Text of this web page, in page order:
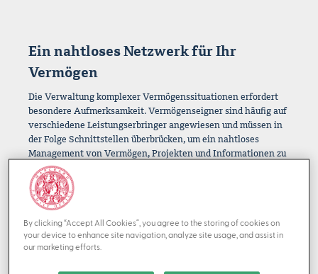
Ein nahtloses Netzwerk für Ihr
Vermögen
Die Verwaltung komplexer Vermögenssituationen erfordert
besondere Aufmerksamkeit. Vermögenseigner sind häufig auf
verschiedene Leistungserbringer angewiesen und müssen in
der Folge Schnittstellen überbrücken, um ein nahtloses
Management von Vermögen, Projekten und Informationen zu
gewährleisten.
Als Ihr persönliches Family Office übernehmen wir diese
Rolle für Sie und harmonisieren Expertise und Prozesse.
Indem wir zentrale Prozesse und externe Partner
beaufsichtigen und aufeinander abstimmen, bieten wir eine
nahtlose institutionelle Lösung, die Ihre langfristige Vision
By clicking “Accept All Cookies”, you agree to the storing of cookies on
your device to enhance site navigation, analyze site usage, and assist in
our marketing efforts.